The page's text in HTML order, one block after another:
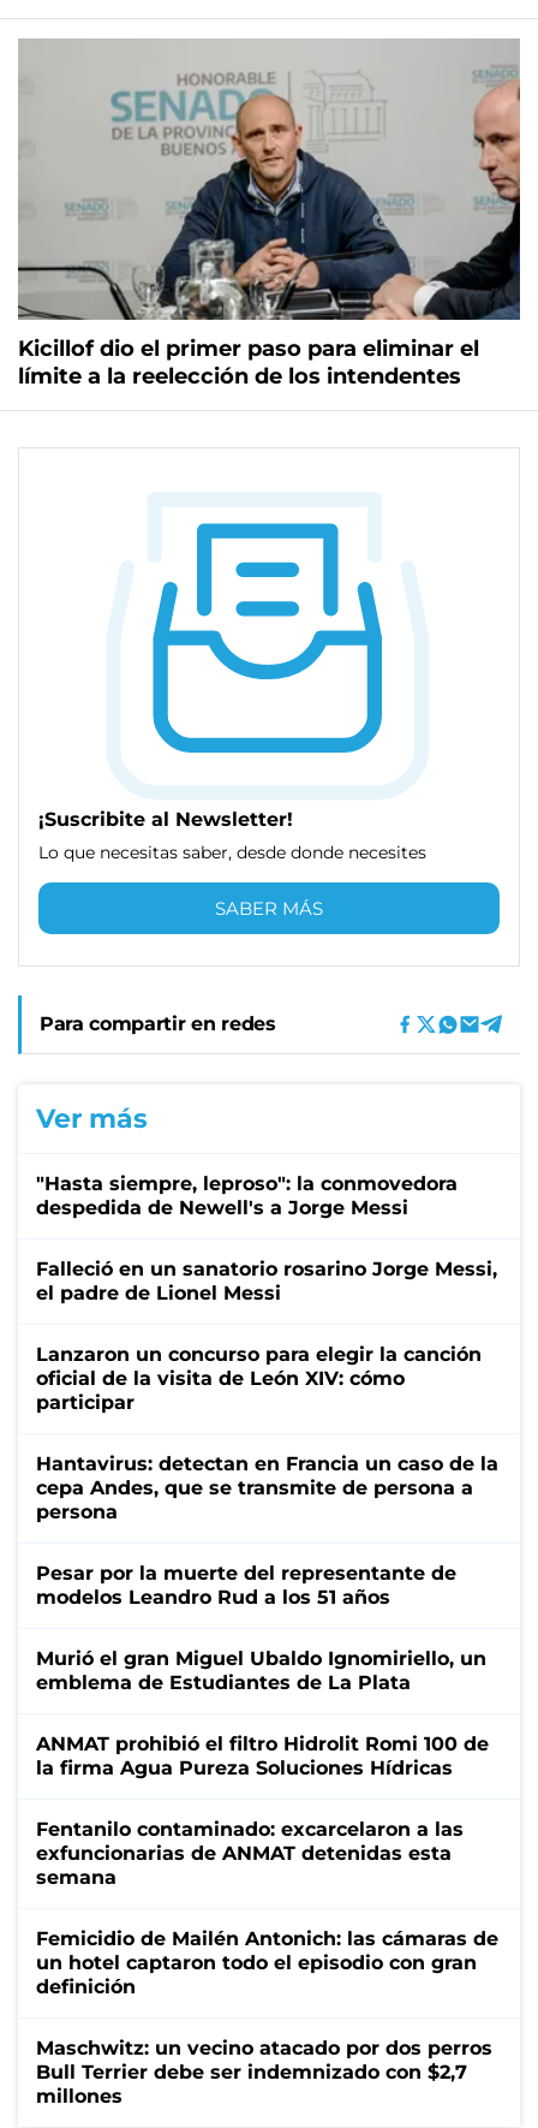
Kicillof dio el primer paso para eliminar el
límite a la reelección de los intendentes
¡Suscribite al Newsletter!
Lo que necesitas saber, desde donde necesites
SABER MÁS
Para compartir en redes
Ver más
"Hasta siempre, leproso": la conmovedora
despedida de Newell's a Jorge Messi
Falleció en un sanatorio rosarino Jorge Messi,
el padre de Lionel Messi
Lanzaron un concurso para elegir la canción
oficial de la visita de León XIV: cómo
participar
Hantavirus: detectan en Francia un caso de la
cepa Andes, que se transmite de persona a
persona
Pesar por la muerte del representante de
modelos Leandro Rud a los 51 años
Murió el gran Miguel Ubaldo Ignomiriello, un
emblema de Estudiantes de La Plata
ANMAT prohibió el filtro Hidrolit Romi 100 de
la firma Agua Pureza Soluciones Hídricas
Fentanilo contaminado: excarcelaron a las
exfuncionarias de ANMAT detenidas esta
semana
Femicidio de Mailén Antonich: las cámaras de
un hotel captaron todo el episodio con gran
definición
Maschwitz: un vecino atacado por dos perros
Bull Terrier debe ser indemnizado con $2,7
millones